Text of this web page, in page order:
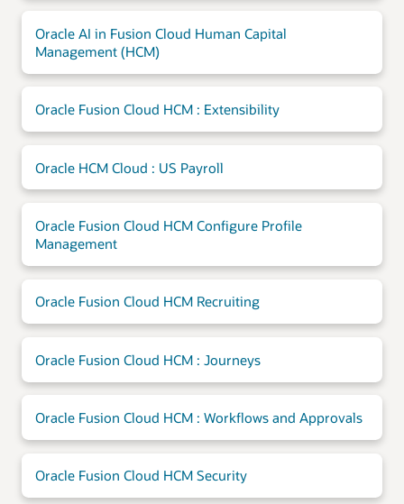
Oracle AI in Fusion Cloud Human Capital
Management (HCM)
Oracle Fusion Cloud HCM : Extensibility
Oracle HCM Cloud : US Payroll
Oracle Fusion Cloud HCM Configure Profile
Management
Oracle Fusion Cloud HCM Recruiting
Oracle Fusion Cloud HCM : Journeys
Oracle Fusion Cloud HCM : Workflows and Approvals
Oracle Fusion Cloud HCM Security